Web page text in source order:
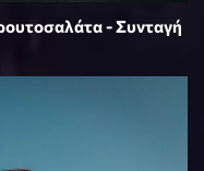
- Συνταγή